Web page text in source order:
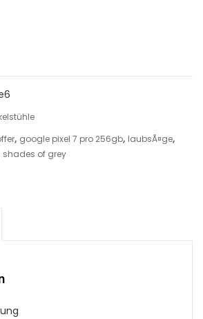
, google pixel 7 pro 256gb, laubsÃ¤ge,
shades of grey